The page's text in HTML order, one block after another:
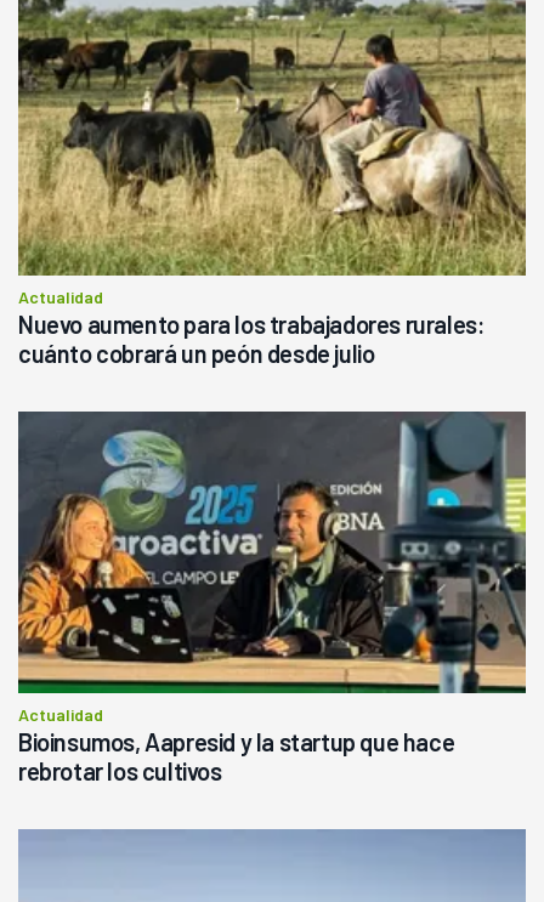
Actualidad
Nuevo aumento para los trabajadores rurales:
cuánto cobrará un peón desde julio
Actualidad
Bioinsumos, Aapresid y la startup que hace
rebrotar los cultivos